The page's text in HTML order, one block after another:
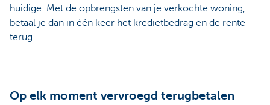
huidige. Met de opbrengsten van je verkochte woning,
betaal je dan in één keer het kredietbedrag en de rente
terug.
Op elk moment vervroegd terugbetalen